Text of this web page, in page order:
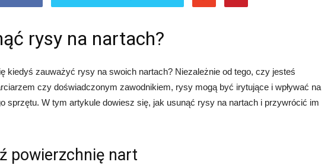
rysy na nartach?
kiedyś zauważyć rysy na swoich nartach? Niezależnie od tego, czy jesteś
czy doświadczonym zawodnikiem, rysy mogą być irytujące i wpływać na
sprzętu. W tym artykule dowiesz się, jak usunąć rysy na nartach i przywrócić im
powierzchnię nart